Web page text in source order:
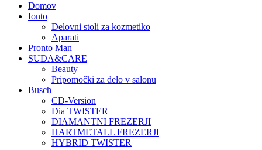
Domov
Ionto
Delovni stoli za kozmetiko
Aparati
Pronto Man
SUDA&CARE
Beauty
Pripomočki za delo v salonu
Busch
CD-Version
Dia TWISTER
DIAMANTNI FREZERJI
HARTMETALL FREZERJI
HYBRID TWISTER